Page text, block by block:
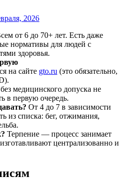
2026
от 6 до 70+ лет. Есть даже
нормативы для людей с
здоровья.
на сайте gto.ru (это обязательно,
медицинского допуска не
в первую очередь.
От 4 до 7 в зависимости
из списка: бег, отжимания,
Терпение — процесс занимает
централизованно и